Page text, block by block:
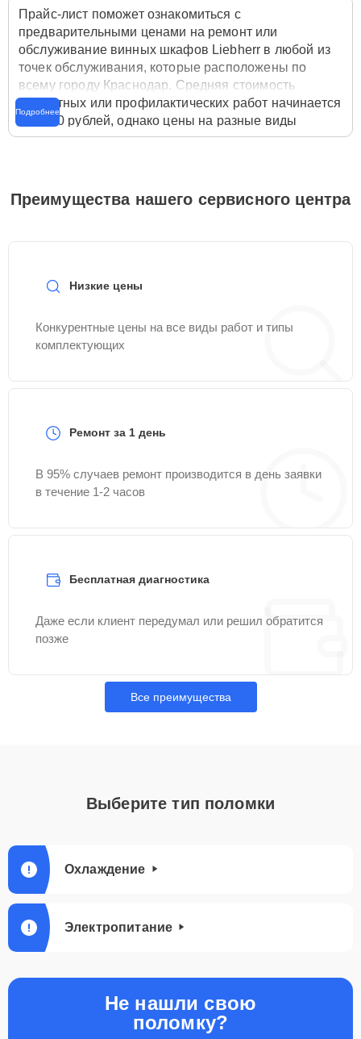
Прайс-лист поможет ознакомиться с
предварительными ценами на ремонт или
обслуживание винных шкафов Liebherr в любой из
точек обслуживания, которые расположены по
всему городу Краснодар. Средняя стоимость
ремонтных или профилактических работ начинается
от 3500 рублей, однако цены на разные виды
комплектующих могут различаться. Полную
службы заботы о клиентах. Для расчета итоговой
стоимости ремонта винного шкафа достаточно
Подробнее
Преимущества нашего сервисного центра
Низкие цены
Конкурентные цены на все виды работ и типы
комплектующих
Ремонт за 1 день
В 95% случаев ремонт производится в день заявки
в течение 1-2 часов
Бесплатная диагностика
Даже если клиент передумал или решил обратится
позже
Все преимущества
Выберите тип поломки
Охлаждение
Электропитание
Не нашли свою
поломку?